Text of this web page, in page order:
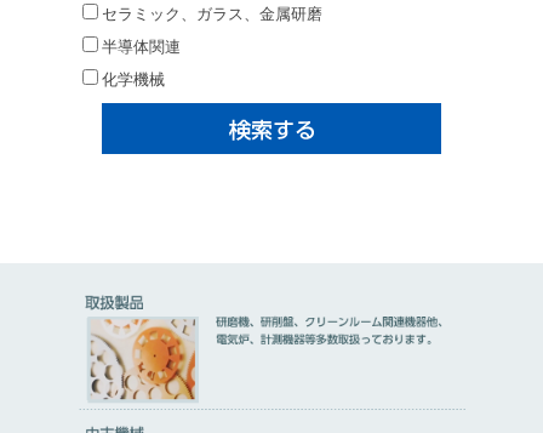
セラミック、ガラス、金属研磨
半導体関連
化学機械